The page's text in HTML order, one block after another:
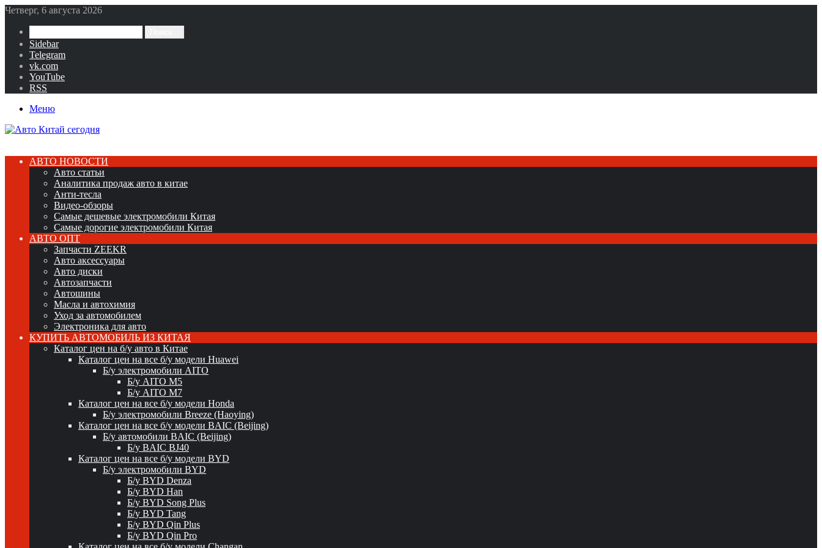
Четверг, 6 августа 2026
Sidebar
Telegram
vk.com
YouTube
RSS
Меню
АВТО НОВОСТИ
Авто статьи
Аналитика продаж авто в китае
Анти-тесла
Видео-обзоры
Самые дешевые электромобили Китая
Самые дорогие электромобили Китая
АВТО ОПТ
Запчасти ZEEKR
Авто аксессуары
Авто диски
Автозапчасти
Автошины
Масла и автохимия
Уход за автомобилем
Электроника для авто
КУПИТЬ АВТОМОБИЛЬ ИЗ КИТАЯ
Каталог цен на б/у авто в Китае
Каталог цен на все б/у модели Huawei
Б/у электромобили AITO
Б/у AITO M5
Б/у AITO M7
Каталог цен на все б/у модели Honda
Б/у электромобили Breeze (Haoying)
Каталог цен на все б/у модели BAIC (Beijing)
Б/у автомобили BAIC (Beijing)
Б/у BAIC BJ40
Каталог цен на все б/у модели BYD
Б/у электромобили BYD
Б/у BYD Denza
Б/у BYD Han
Б/у BYD Song Plus
Б/у BYD Tang
Б/у BYD Qin Plus
Б/у BYD Qin Pro